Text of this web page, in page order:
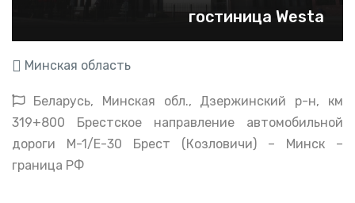
гостиница Westa
Минская область
Беларусь, Минская обл., Дзержинский р-н, км
319+800 Брестское направление автомобильной
дороги М-1/Е-30 Брест (Козловичи) – Минск –
граница РФ